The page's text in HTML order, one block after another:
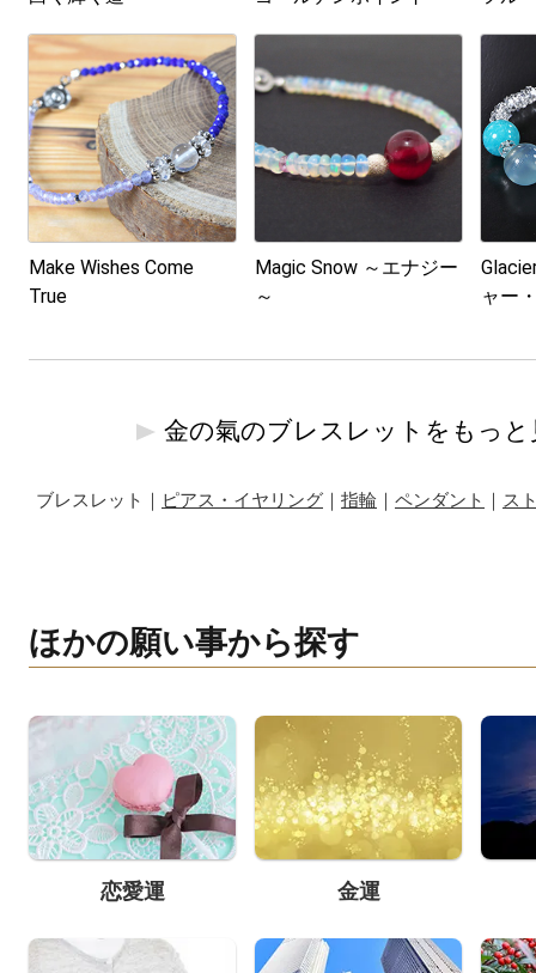
Make Wishes Come
True
Magic Snow ～エナジー
～
ャー
金の氣のブレスレットをもっと
ブレスレット｜ ピアス・イヤリング ｜ 指輪 ｜ ペンダント ｜ ス
ほかの願い事から探す
恋愛運 金運